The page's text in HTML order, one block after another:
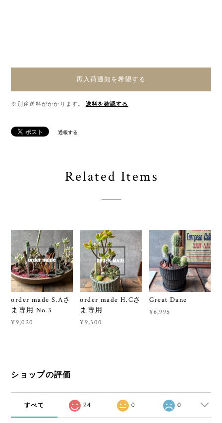
再入荷通知を希望する
※別途送料がかかります。 送料を確認する
通報する
Related Items
order made S.Aさ
ま専用 No.3
¥9,020
order made H.Cさ
ま専用
¥9,300
Great Dane
¥6,995
ショップの評価
すべて 24 0 0